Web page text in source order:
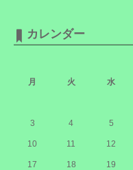
カレンダー
月
火 水
3 4 5
10 11 12
17 18 19